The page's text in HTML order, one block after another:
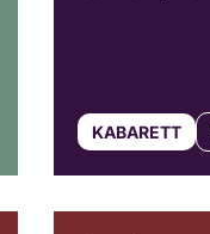
KABARETT